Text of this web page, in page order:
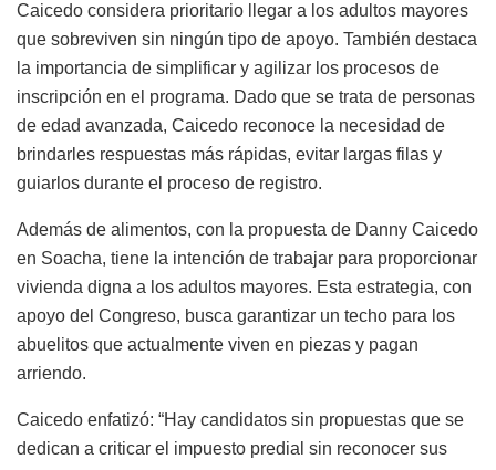
Caicedo considera prioritario llegar a los adultos mayores
que sobreviven sin ningún tipo de apoyo. También destaca
la importancia de simplificar y agilizar los procesos de
inscripción en el programa. Dado que se trata de personas
de edad avanzada, Caicedo reconoce la necesidad de
brindarles respuestas más rápidas, evitar largas filas y
guiarlos durante el proceso de registro.
Además de alimentos, con la propuesta de Danny Caicedo
en Soacha, tiene la intención de trabajar para proporcionar
vivienda digna a los adultos mayores. Esta estrategia, con
apoyo del Congreso, busca garantizar un techo para los
abuelitos que actualmente viven en piezas y pagan
arriendo.
Caicedo enfatizó: “Hay candidatos sin propuestas que se
dedican a criticar el impuesto predial sin reconocer sus